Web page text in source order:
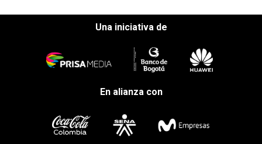
Una iniciativa de
En alianza con